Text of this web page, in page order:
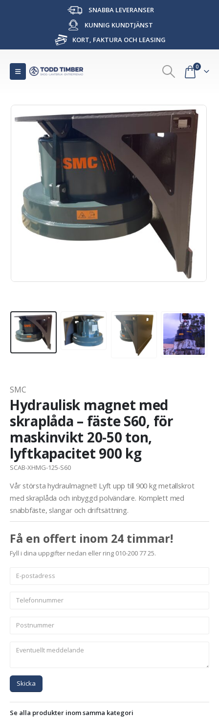
SNABBA LEVERANSER
KUNNIG KUNDTJÄNST
KORT, FAKTURA OCH LEASING
0
SMC
Hydraulisk magnet med
skraplåda – fäste S60, för
maskinvikt 20-50 ton,
lyftkapacitet 900 kg
SCAB-XHMG-125-S60
Vår största hydraulmagnet! Lyft upp till 900 kg metallskrot
med skraplåda och inbyggd polvändare. Komplett med
snabbfäste, slangar och driftsättning.
Få en offert inom 24 timmar!
Fyll i dina uppgifter nedan eller ring 010-200 77 25.
Skicka
Se alla produkter inom samma kategori